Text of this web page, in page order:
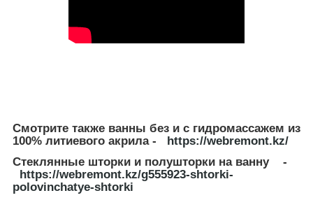
Смотрите также ванны без и с гидромассажем из
100% литиевого акрила -
https://webremont.kz/
Стеклянные шторки и полушторки на ванну -
https://webremont.kz/g555923-shtorki-
polovinchatye-shtorki